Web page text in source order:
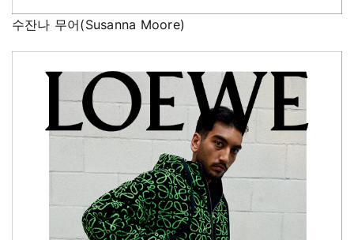
수잔나 무어(Susanna Moore)